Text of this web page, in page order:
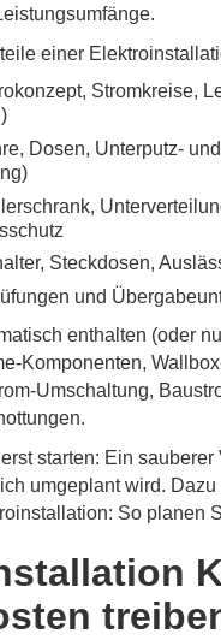
einer
Stromkreise,
Dosen, Unterputz-
Steckdosen,
und
enthalten (oder
Komponenten,
Umschaltung,
starten: Ein
umgeplant wird.
So planen